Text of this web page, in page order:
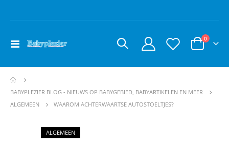
Toggle
Cart
0
BABYPLEZIER BLOG - NIEUWS OP BABYGEBIED, BABYARTIKELEN EN MEER
ALGEMEEN
WAAROM ACHTERWAARTSE AUTOSTOELTJES?
ALGEMEEN